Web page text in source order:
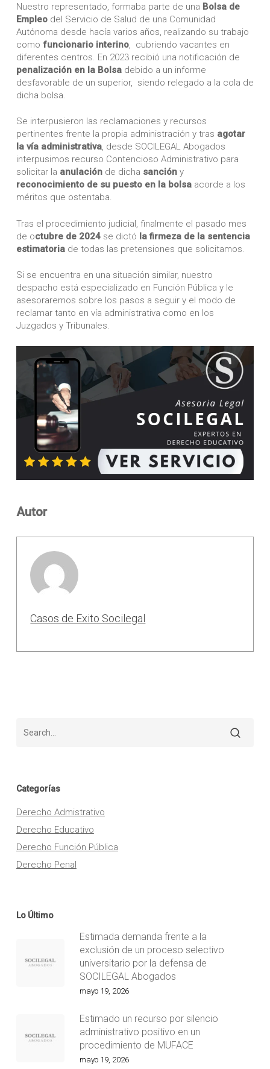
Nuestro representado, formaba parte de una Bolsa de
Empleodel Servicio de Salud de una Comunidad
Autónoma desde hacía varios años, realizando su trabajo
como funcionario interino, cubriendo vacantes en
diferentes centros. En 2023 recibió una notificación de
penalización en la Bolsadebido a un informe
desfavorable de un superior, siendo relegado a la cola de
dicha bolsa.
Se interpusieron las reclamaciones y recursos
pertinentes frente la propia administración y tras agotar
la vía administrativa, desde SOCILEGAL Abogados
interpusimos recurso Contencioso Administrativo para
solicitar la anulaciónde dicha sancióny
reconocimiento de su puesto en la bolsa acorde a los
méritos que ostentaba.
Tras el procedimiento judicial, finalmente el pasado mes
de octubre de 2024 se dictó la firmeza de la sentencia
estimatoriade todas las pretensiones que solicitamos.
Si se encuentra en una situación similar, nuestro
despacho está especializado en Función Pública y le
asesoraremos sobre los pasos a seguir y el modo de
reclamar tanto en vía administrativa como en los
Juzgados y Tribunales.
Autor
Casos de Exito Socilegal
Categorías
Derecho Admistrativo
Derecho Educativo
Derecho Función Pública
Derecho Penal
Lo Último
Estimada demanda frente a la
exclusión de un proceso selectivo
universitario por la defensa de
SOCILEGAL Abogados
mayo 19, 2026
Estimado un recurso por silencio
administrativo positivo en un
procedimiento de MUFACE
mayo 19, 2026